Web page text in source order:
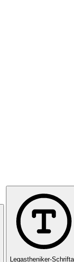
Legastheniker-